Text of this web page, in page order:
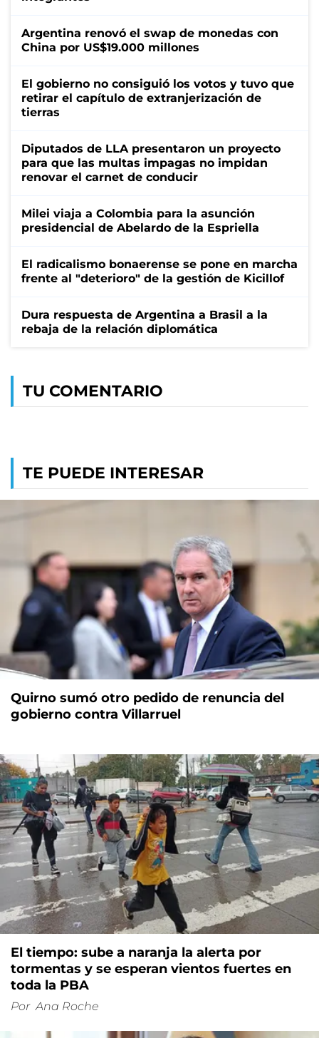
Argentina renovó el swap de monedas con
China por US$19.000 millones
El gobierno no consiguió los votos y tuvo que
retirar el capítulo de extranjerización de
tierras
Diputados de LLA presentaron un proyecto
para que las multas impagas no impidan
renovar el carnet de conducir
Milei viaja a Colombia para la asunción
presidencial de Abelardo de la Espriella
El radicalismo bonaerense se pone en marcha
frente al "deterioro" de la gestión de Kicillof
Dura respuesta de Argentina a Brasil a la
rebaja de la relación diplomática
TU COMENTARIO
TE PUEDE INTERESAR
Quirno sumó otro pedido de renuncia del
gobierno contra Villarruel
El tiempo: sube a naranja la alerta por
tormentas y se esperan vientos fuertes en
toda la PBA
Por Ana Roche